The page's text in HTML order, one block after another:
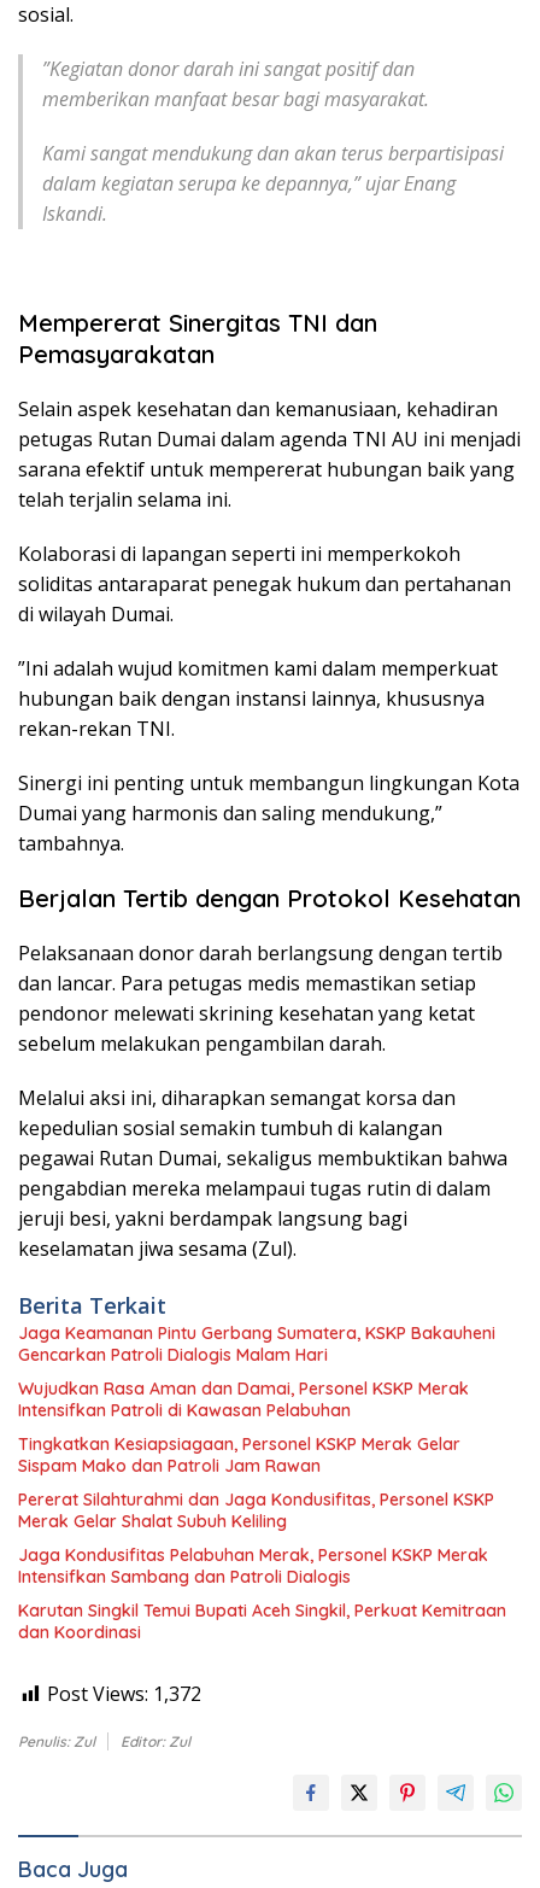
sosial.
​”Kegiatan donor darah ini sangat positif dan
memberikan manfaat besar bagi masyarakat.
Kami sangat mendukung dan akan terus berpartisipasi
dalam kegiatan serupa ke depannya,” ujar Enang
Iskandi.
Mempererat Sinergitas TNI dan
Pemasyarakatan
​Selain aspek kesehatan dan kemanusiaan, kehadiran
petugas Rutan Dumai dalam agenda TNI AU ini menjadi
sarana efektif untuk mempererat hubungan baik yang
telah terjalin selama ini.
Kolaborasi di lapangan seperti ini memperkokoh
soliditas antaraparat penegak hukum dan pertahanan
di wilayah Dumai.
​”Ini adalah wujud komitmen kami dalam memperkuat
hubungan baik dengan instansi lainnya, khususnya
rekan-rekan TNI.
Sinergi ini penting untuk membangun lingkungan Kota
Dumai yang harmonis dan saling mendukung,”
tambahnya.
Berjalan Tertib dengan Protokol Kesehatan
​Pelaksanaan donor darah berlangsung dengan tertib
dan lancar. Para petugas medis memastikan setiap
pendonor melewati skrining kesehatan yang ketat
sebelum melakukan pengambilan darah.
​Melalui aksi ini, diharapkan semangat korsa dan
kepedulian sosial semakin tumbuh di kalangan
pegawai Rutan Dumai, sekaligus membuktikan bahwa
pengabdian mereka melampaui tugas rutin di dalam
jeruji besi, yakni berdampak langsung bagi
keselamatan jiwa sesama (Zul).
Berita Terkait
Jaga Keamanan Pintu Gerbang Sumatera, KSKP Bakauheni
Gencarkan Patroli Dialogis Malam Hari
Wujudkan Rasa Aman dan Damai, Personel KSKP Merak
Intensifkan Patroli di Kawasan Pelabuhan
Tingkatkan Kesiapsiagaan, Personel KSKP Merak Gelar
Sispam Mako dan Patroli Jam Rawan
Pererat Silahturahmi dan Jaga Kondusifitas, Personel KSKP
Merak Gelar Shalat Subuh Keliling
Jaga Kondusifitas Pelabuhan Merak, Personel KSKP Merak
Intensifkan Sambang dan Patroli Dialogis
Karutan Singkil Temui Bupati Aceh Singkil, Perkuat Kemitraan
dan Koordinasi
Post Views: 1,372
Penulis: Zul Editor: Zul
Baca Juga